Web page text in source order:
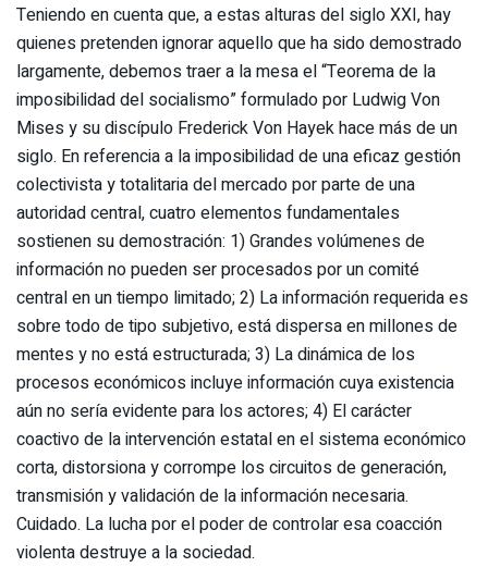
Teniendo en cuenta que, a estas alturas del siglo XXI, hay
quienes pretenden ignorar aquello que ha sido demostrado
largamente, debemos traer a la mesa el “Teorema de la
imposibilidad del socialismo” formulado por Ludwig Von
Mises y su discípulo Frederick Von Hayek hace más de un
siglo. En referencia a la imposibilidad de una eficaz gestión
colectivista y totalitaria del mercado por parte de una
autoridad central, cuatro elementos fundamentales
sostienen su demostración: 1) Grandes volúmenes de
información no pueden ser procesados por un comité
central en un tiempo limitado; 2) La información requerida es
sobre todo de tipo subjetivo, está dispersa en millones de
mentes y no está estructurada; 3) La dinámica de los
procesos económicos incluye información cuya existencia
aún no sería evidente para los actores; 4) El carácter
coactivo de la intervención estatal en el sistema económico
corta, distorsiona y corrompe los circuitos de generación,
transmisión y validación de la información necesaria.
Cuidado. La lucha por el poder de controlar esa coacción
violenta destruye a la sociedad.